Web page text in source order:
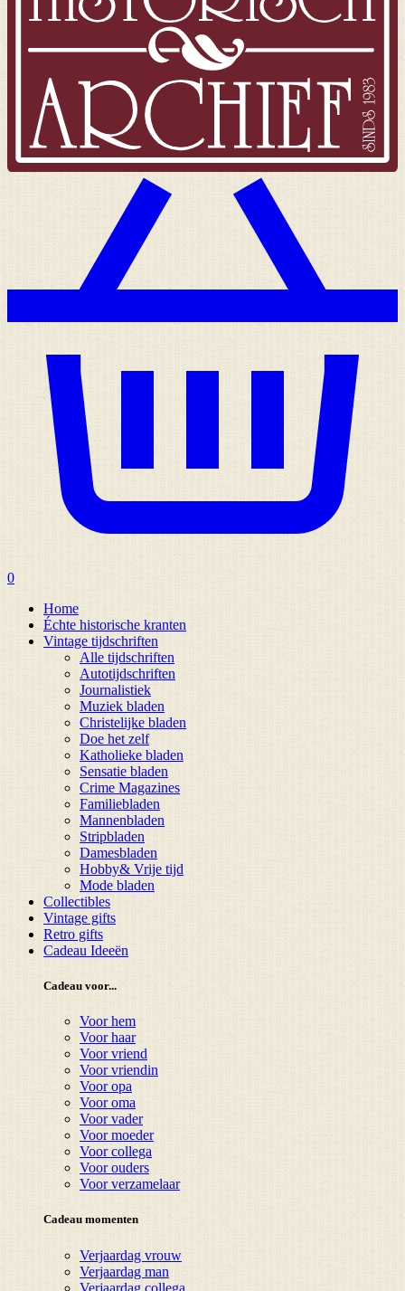
0
Home
Échte historische kranten
Vintage tijdschriften
Alle tijdschriften
Autotijdschriften
Journalistiek
Muziek bladen
Christelijke bladen
Doe het zelf
Katholieke bladen
Sensatie bladen
Crime Magazines
Familiebladen
Mannenbladen
Stripbladen
Damesbladen
Hobby& Vrije tijd
Mode bladen
Collectibles
Vintage gifts
Retro gifts
Cadeau Ideeën
Cadeau voor...
Voor hem
Voor haar
Voor vriend
Voor vriendin
Voor opa
Voor oma
Voor vader
Voor moeder
Voor collega
Voor ouders
Voor verzamelaar
Cadeau momenten
Verjaardag vrouw
Verjaardag man
Verjaardag collega